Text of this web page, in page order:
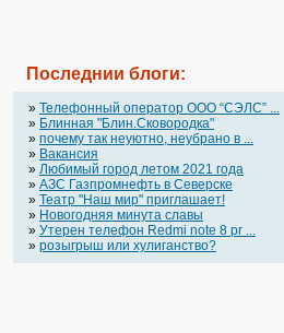
Последнии блоги:
» Телефонный оператор OOO “СЭЛС” ...
» Блинная "Блин.Сковородка"
» почему так неуютно, неубрано в ...
» Вакансия
» Любимый город летом 2021 года
» АЗС Газпромнефть в Северске
» Театр "Наш мир" приглашает!
» Новогодняя минута славы
» Утерен телефон Redmi note 8 pr ...
» розыгрыш или хулиганство?